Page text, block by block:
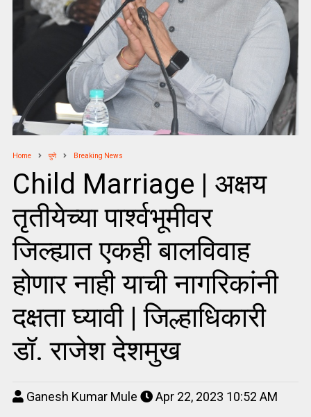
Home पुणे Breaking News
Child Marriage | अक्षय
तृतीयेच्या पार्श्वभूमीवर
जिल्ह्यात एकही बालविवाह
होणार नाही याची नागरिकांनी
दक्षता घ्यावी | जिल्हाधिकारी
डॉ. राजेश देशमुख
Ganesh Kumar Mule
Apr 22, 2023 10:52 AM